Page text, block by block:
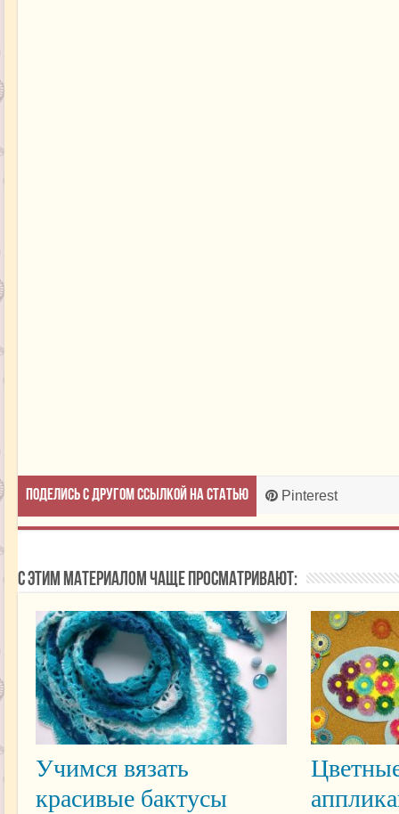
Поделись с другом ссылкой на статью Pinterest
С этим материалом чаще просматривают:
Учимся вязать
красивые бактусы